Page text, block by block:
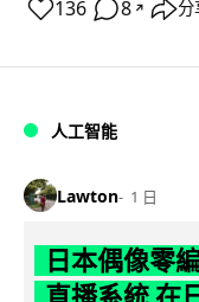
136 8 ↗ 分
人工智能
Lawton 1 日
日本偶像零